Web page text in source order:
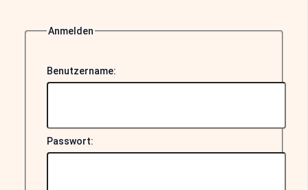
Anmelden
Benutzername:
Passwort: